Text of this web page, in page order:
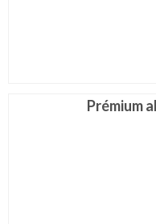
Prémium